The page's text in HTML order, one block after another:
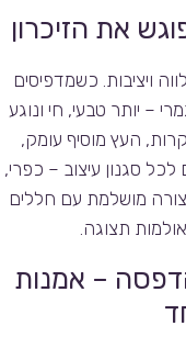
את הזיכרון
ויציבות. כשמדפיסים
– יותר טבעי, חי ונוגע
העץ מוסיף עומק,
סגנון עיצוב – כפרי,
מושלמת עם חללים
תצוגה.
– אמנות